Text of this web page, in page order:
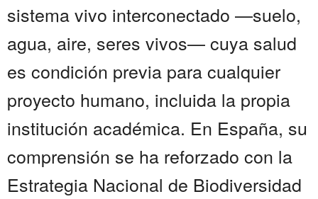
sistema vivo interconectado —suelo,
agua, aire, seres vivos— cuya salud
es condición previa para cualquier
proyecto humano, incluida la propia
institución académica. En España, su
comprensión se ha reforzado con la
Estrategia Nacional de Biodiversidad